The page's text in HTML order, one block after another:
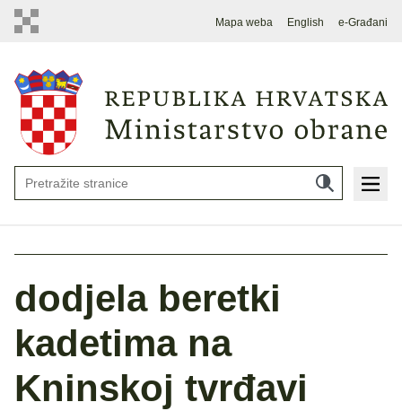
Mapa weba English e-Građani
dodjela beretki
kadetima na
Kninskoj tvrđavi